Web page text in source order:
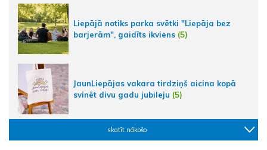
Liepājā notiks parka svētki "Liepāja bez
barjerām", gaidīts ikviens (5)
JaunLiepājas vakara tirdziņš aicina kopā
svinēt divu gadu jubileju (5)
skatīt nākošo